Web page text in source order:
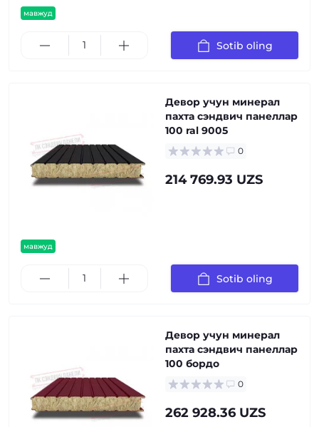
мавжуд
Sotib oling
мавжуд
Девор учун минерал
пахта сэндвич панеллар
100 ral 9005
0
214 769.93 UZS
Sotib oling
Девор учун минерал
пахта сэндвич панеллар
100 бордо
0
262 928.36 UZS